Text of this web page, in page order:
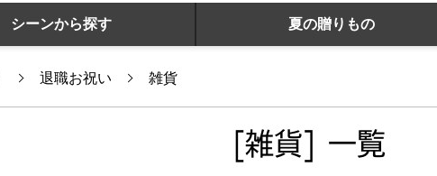
シーンから探す 夏の贈りもの
退職お祝い 雑貨
[雑貨] 一覧